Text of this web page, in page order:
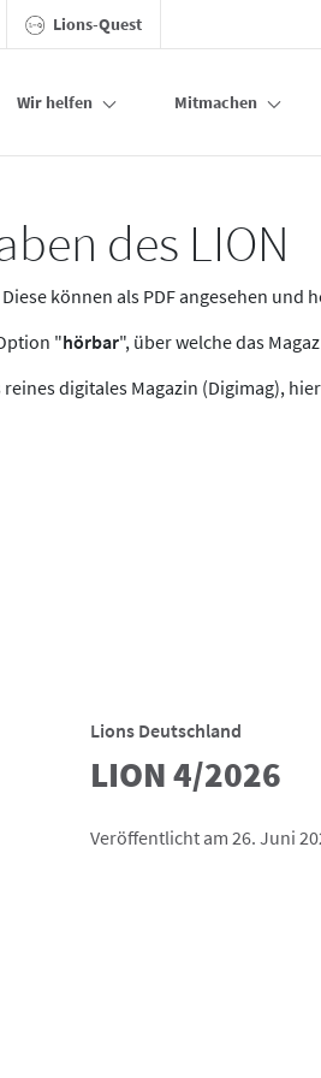
Lions-Quest
Wir helfen Mitmachen
des LION
können als PDF angesehen und
"hörbar", über welche das
digitales Magazin (Digimag),
Lions Deutschland
LION 4/2026
Veröffentlicht am 26. Juni